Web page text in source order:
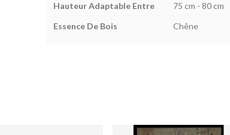
Hauteur Adaptable Entre
75 cm - 80 cm
Essence De Bois
Chêne